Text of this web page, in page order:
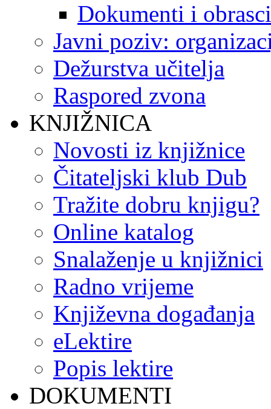
Dokumenti i obrasci
Javni poziv:
Dežurstva učitelja
Raspored zvona
KNJIŽNICA
Novosti iz knjižnice
Čitateljski klub Dub
Tražite dobru knjigu?
Online katalog
Snalaženje u knjižnici
Radno vrijeme
Književna događanja
eLektire
Popis lektire
DOKUMENTI